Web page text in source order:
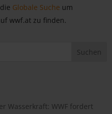
Globale Suche um
wwf.at zu finden.
Wasserkraft: WWF fordert